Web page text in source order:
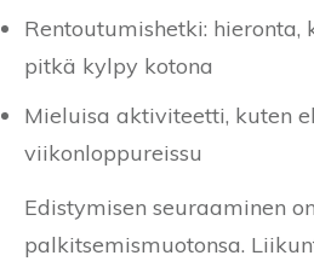
Rentoutumishetki:
pitkä kylpy kotona
Mieluisa aktiviteetti, kuten
viikonloppureissu
Edistymisen seuraaminen
palkitsemismuotonsa.